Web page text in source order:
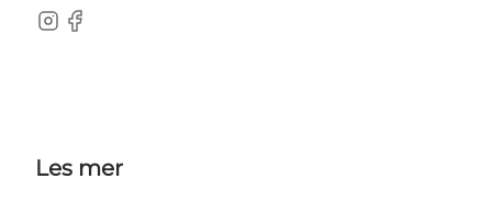
Instagram
Facebook
Les mer